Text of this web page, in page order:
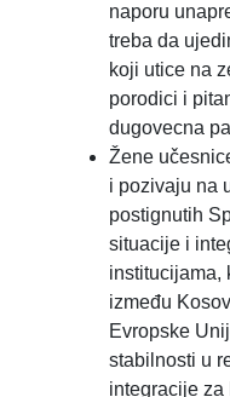
naporu
treba da
koji utice na
porodici i
dugovecna
Žene
i pozivaju na
postignutih
situacije i
institucijama,
između
Evropske
stabilnosti u
integracije za